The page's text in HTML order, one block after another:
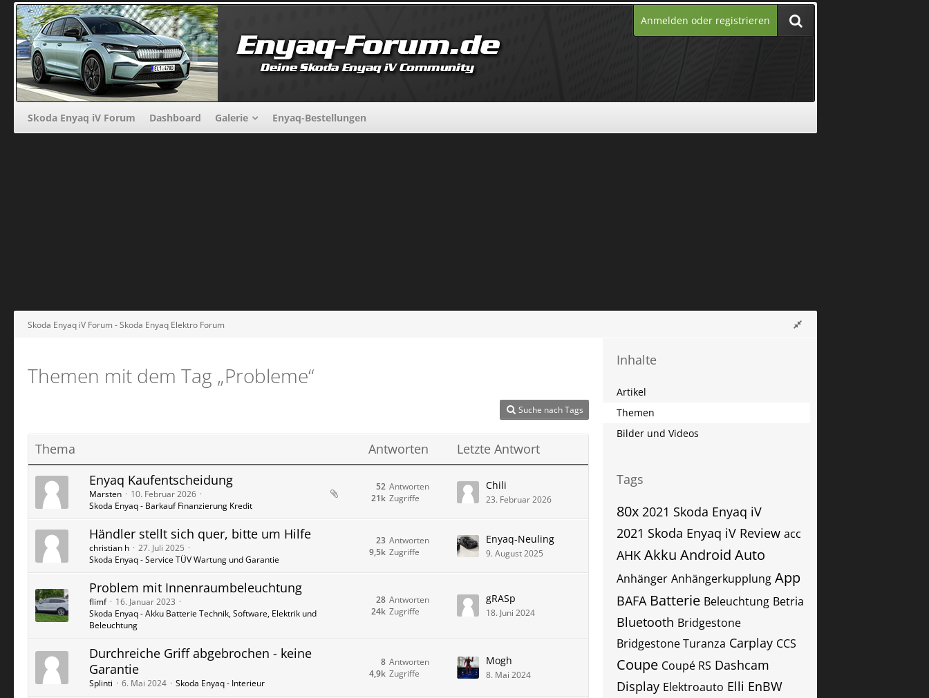
Anmelden oder registrieren
Skoda Enyaq iV Forum Dashboard Galerie Enyaq-Bestellungen
Skoda Enyaq iV Forum - Skoda Enyaq Elektro Forum
Themen mit dem Tag „Probleme“
Suche nach Tags
Thema Antworten
Letzte Antwort
Enyaq Kaufentscheidung
Marsten
10. Februar 2026
Skoda Enyaq - Barkauf Finanzierung Kredit
Antworten
52
Zugriffe
21k
Chili
23. Februar 2026
Händler stellt sich quer, bitte um Hilfe
christian h
27. Juli 2025
Skoda Enyaq - Service TÜV Wartung und Garantie
Antworten
23
Zugriffe
9,5k
Enyaq-Neuling
9. August 2025
Problem mit Innenraumbeleuchtung
flimf
16. Januar 2023
Skoda Enyaq - Akku Batterie Technik, Software, Elektrik und
Beleuchtung
Antworten
28
Zugriffe
24k
gRASp
18. Juni 2024
Durchreiche Griff abgebrochen - keine
Garantie
Splinti 6. Mai 2024 Skoda Enyaq - Interieur
Antworten
8
Zugriffe
4,9k
Mogh
8. Mai 2024
Inhalte
Artikel
Themen
Bilder und Videos
Tags
80x 2021 Skoda Enyaq iV
2021 Skoda Enyaq iV Review acc
AHK Akku Android Auto
Anhänger Anhängerkupplung App
BAFA Batterie Beleuchtung Betria
Bluetooth Bridgestone
Bridgestone Turanza Carplay CCS
Coupe Coupé RS Dashcam
Display Elektroauto Elli EnBW